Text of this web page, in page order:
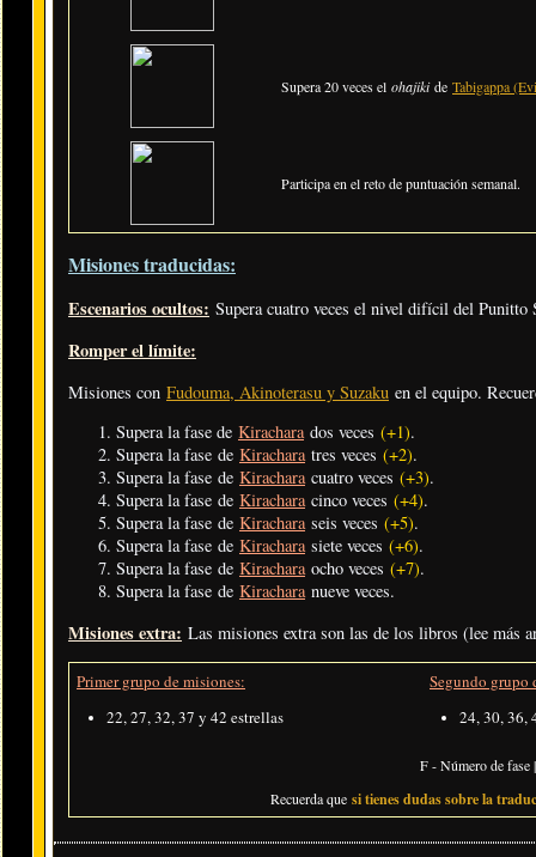
Supera 20 veces el ohajikide Tabigappa
Participa en el reto de puntuación semanal.
Misiones traducidas:
Escenarios ocultos: Supera cuatro veces el nivel difícil del Punitto
Romper el límite:
Misiones con Fudouma, Akinoterasu y Suzaku en el equipo.
Supera la fase de Kiracharados veces (+1).
Supera la fase de Kiracharatres veces (+2).
Supera la fase de Kiracharacuatro veces (+3).
Supera la fase de Kiracharacinco veces (+4).
Supera la fase de Kiracharaseis veces (+5).
Supera la fase de Kiracharasiete veces (+6).
Supera la fase de Kiracharaocho veces (+7).
Supera la fase de Kiracharanueve veces.
Misiones extra: Las misiones extra son las de los libros (lee más
Primer grupo de misiones:
22, 27, 32, 37 y 42 estrellas
Segundo grupo
24, 30, 36,
F - Número de fase
Recuerda que si tienes dudas sobre la